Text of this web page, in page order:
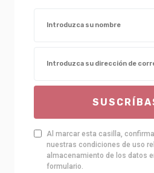
Al marcar esta casilla,
nuestras condiciones de uso
almacenamiento de los datos
formulario.